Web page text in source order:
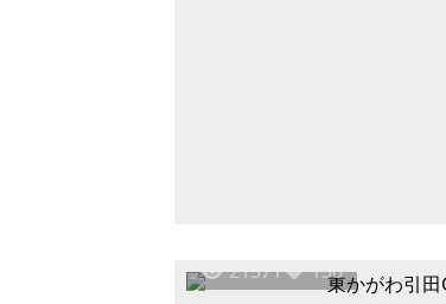
21371 136